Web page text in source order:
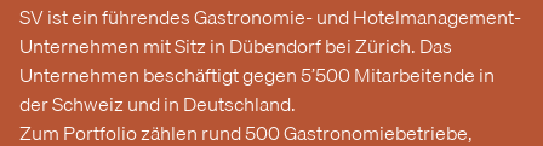
SV ist ein führendes Gastronomie- und Hotelmanagement-
Unternehmen mit Sitz in Dübendorf bei Zürich. Das
Unternehmen beschäftigt gegen 5’500 Mitarbeitende in
der Schweiz und in Deutschland.
Zum Portfolio zählen rund 500 Gastronomiebetriebe,